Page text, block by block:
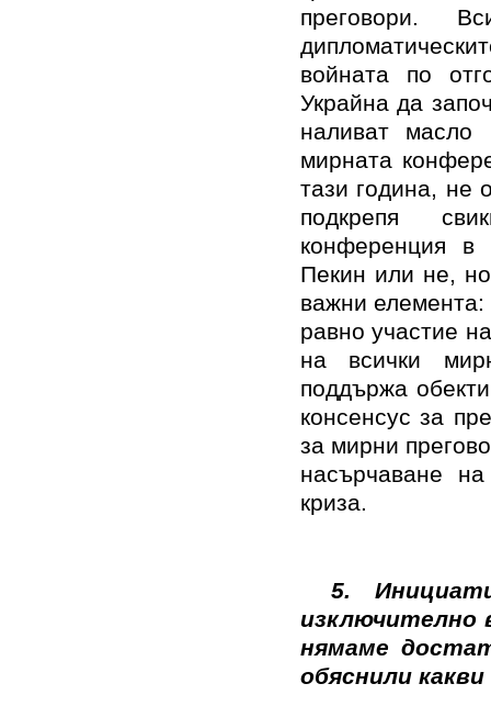
преговори.
войната по
Украйна да
наливат масло
мирната
тази година, не
подкрепя
конференция
Пекин или не,
важни елемента:
равно участие
на всички
поддържа
консенсус за
за мирни
насърчаване
криза.
5.
изключително
нямаме
обяснили